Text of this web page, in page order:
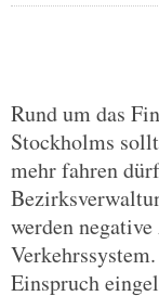
Rund um das
Stockholms
mehr fahren
werden
Einspruch